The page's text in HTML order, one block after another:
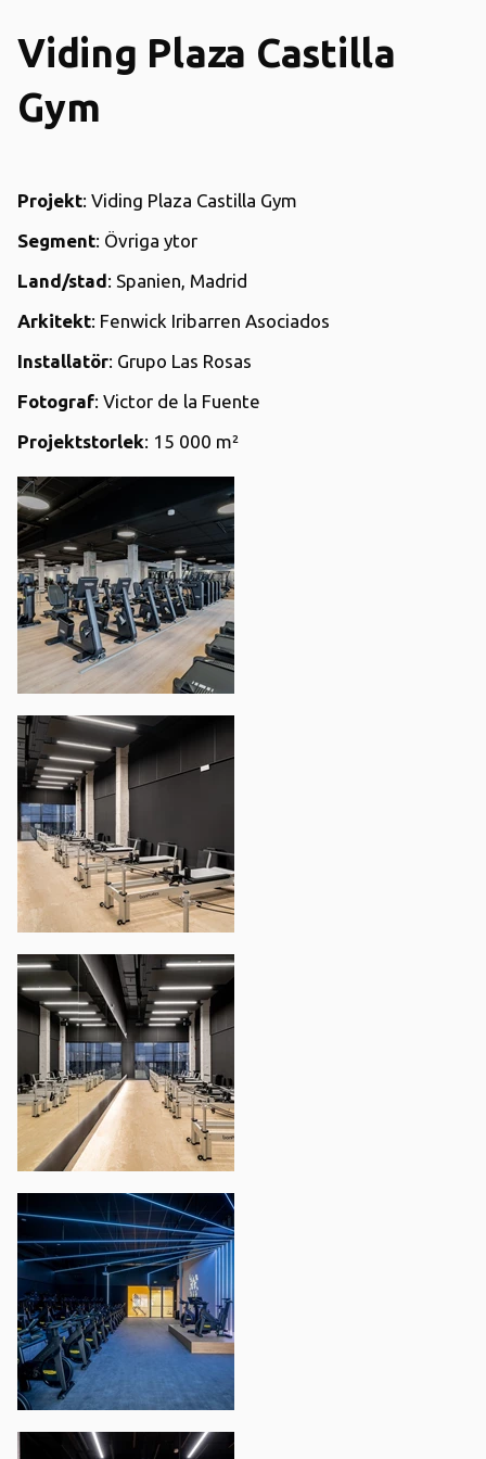
Viding Plaza Castilla
Gym
Projekt: Viding Plaza Castilla Gym
Segment: Övriga ytor
Land/stad: Spanien, Madrid
Arkitekt: Fenwick Iribarren Asociados
Installatör: Grupo Las Rosas
Fotograf: Victor de la Fuente
Projektstorlek: 15 000 m²